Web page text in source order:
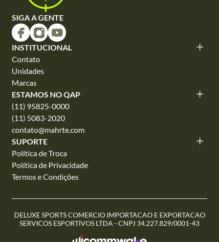
SIGA A GENTE
INSTITUCIONAL
Contato
Unidades
Marcas
ESTAMOS NO QAP
(11) 95825-0000
(11) 5083-2020
contato@mahrte.com
SUPORTE
Política de Troca
Política de Privacidade
Termos e Condições
DELUXE SPORTS COMERCIO IMPORTACAO E EXPORTACAO
SERVICOS ESPORTIVOS LTDA - CNPJ 34.227.829/0001-43